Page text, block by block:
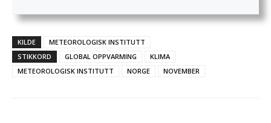
KILDE
METEOROLOGISK INSTITUTT
STIKKORD
GLOBAL OPPVARMING
KLIMA
METEOROLOGISK INSTITUTT
NORGE NOVEMBER